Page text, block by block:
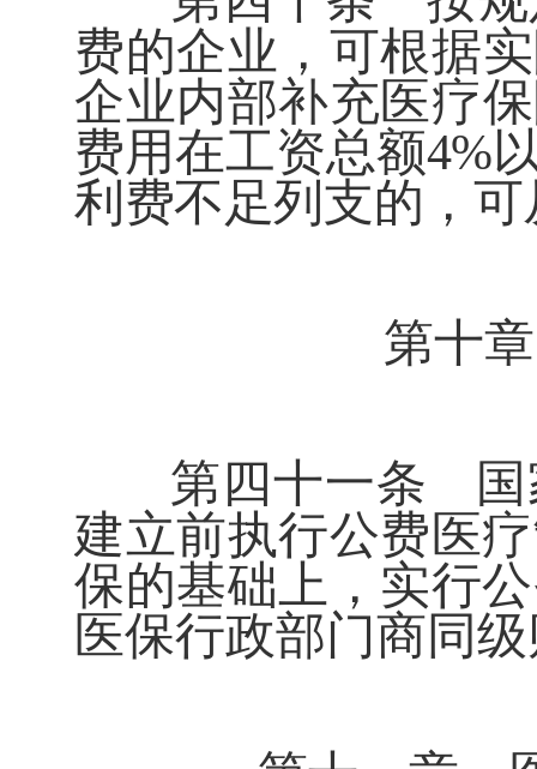
费的企业，可根据
企业内部补充医疗
费用在工资总额4%
利费不足列支的，
第十
第四十一条
建立前执行公费医
保的基础上，实行
医保行政部门商同